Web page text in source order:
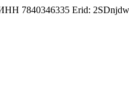
7840346335 Erid: